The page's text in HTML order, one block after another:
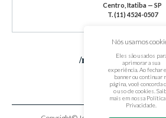
Centro, Itatiba — SP
T. (11) 4524-0507
/redes sociais
Nós usamos
Eles são usados
aprimorar a sua
experiência. Ao fechar
banner ou continuar
página, você concorda
o uso de cookies.
mais em nossa
Privacidade